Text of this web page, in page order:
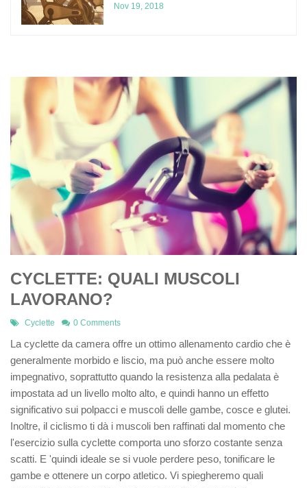
Nov 19, 2018
CYCLETTE: QUALI MUSCOLI
LAVORANO?
Cyclette 0 Comments
La cyclette da camera offre un ottimo allenamento cardio che è
generalmente morbido e liscio, ma può anche essere molto
impegnativo, soprattutto quando la resistenza alla pedalata è
impostata ad un livello molto alto, e quindi hanno un effetto
significativo sui polpacci e muscoli delle gambe, cosce e glutei.
Inoltre, il ciclismo ti dà i muscoli ben raffinati dal momento che
l'esercizio sulla cyclette comporta uno sforzo costante senza
scatti. E 'quindi ideale se si vuole perdere peso, tonificare le
gambe e ottenere un corpo atletico. Vi spiegheremo quali